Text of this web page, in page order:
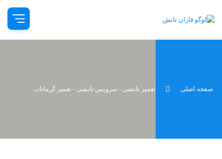
صفحه اصلی تعمیر تابشی - سرویس تابشی - تعمیر گرماتاب